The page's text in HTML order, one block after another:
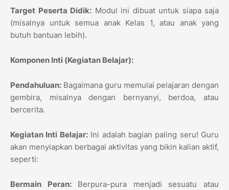
Target Peserta Didik: Modul ini dibuat untuk siapa saja
(misalnya untuk semua anak Kelas 1, atau anak yang
butuh bantuan lebih).
Komponen Inti (Kegiatan Belajar):
Pendahuluan: Bagaimana guru memulai pelajaran dengan
gembira, misalnya dengan bernyanyi, berdoa, atau
bercerita.
Kegiatan Inti Belajar:Ini adalah bagian paling seru! Guru
akan menyiapkan berbagai aktivitas yang bikin kalian aktif,
seperti:
Bermain Peran:Berpura-pura menjadi sesuatu atau